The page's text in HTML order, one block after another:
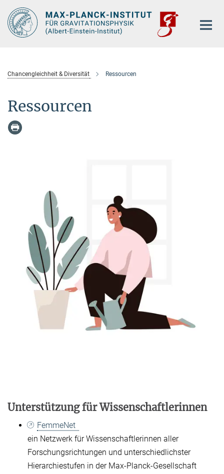
Hauptinhalt
Chancengleichheit & Diversität Ressourcen
Ressourcen
Unterstützung für Wissenschaftlerinnen
FemmeNet
ein Netzwerk für Wissenschaftlerinnen aller
Forschungsrichtungen und unterschiedlichster
Hierarchiestufen in der Max-Planck-Gesellschaft